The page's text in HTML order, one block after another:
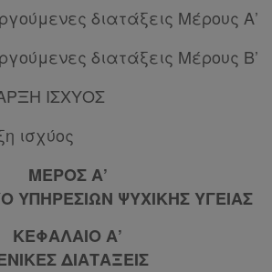
διατάξεις Μέρους Α’
διατάξεις Μέρους Β’
ΙΣΧΥΟΣ
ισχύος
ΜΕΡΟΣ Α’
ΥΠΗΡΕΣΙΩΝ ΨΥΧΙΚΗΣ ΥΓΕΙΑΣ
ΚΕΦΑΛΑΙΟ Α’
ΔΙΑΤΑΞΕΙΣ